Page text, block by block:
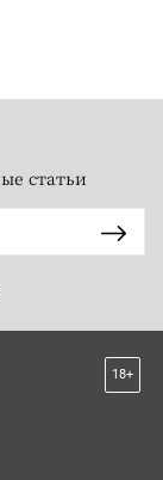
статьи
18+